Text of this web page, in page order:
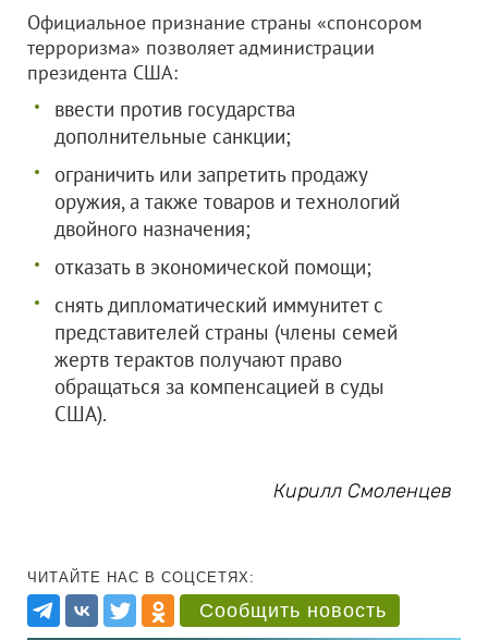
Официальное признание страны «спонсором
терроризма» позволяет администрации
президента США:
ввести против государства
дополнительные санкции;
ограничить или запретить продажу
оружия, а также товаров и технологий
двойного назначения;
отказать в экономической помощи;
снять дипломатический иммунитет с
представителей страны (члены семей
жертв терактов получают право
обращаться за компенсацией в суды
США).
Кирилл Смоленцев
ЧИТАЙТЕ НАС В СОЦСЕТЯХ:
Сообщить новость